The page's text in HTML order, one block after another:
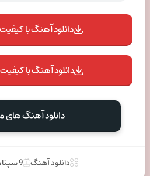
دانلود آهنگ با کیفیت
دانلود آهنگ با کیفیت
دانلود آهنگ های
دانلود آهنگ 9 سپتامبر 2023